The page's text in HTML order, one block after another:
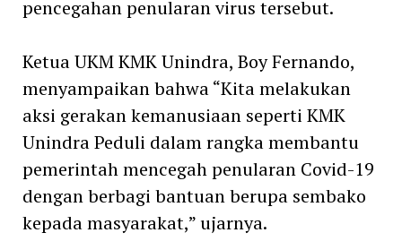
pencegahan penularan virus tersebut.
Ketua UKM KMK Unindra, Boy Fernando,
menyampaikan bahwa “Kita melakukan
aksi gerakan kemanusiaan seperti KMK
Unindra Peduli dalam rangka membantu
pemerintah mencegah penularan Covid-19
dengan berbagi bantuan berupa sembako
kepada masyarakat,” ujarnya.